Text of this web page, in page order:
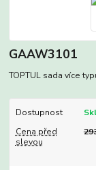
GAAW3101
TOPTUL sada více
Dostupnost
Cena před
slevou